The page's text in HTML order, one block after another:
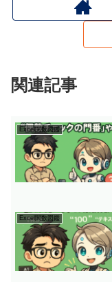
関連記事
Excel関数図鑑
Excel関数図鑑